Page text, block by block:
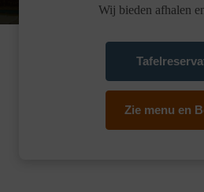
Wij bieden afhalen
Zie menu en